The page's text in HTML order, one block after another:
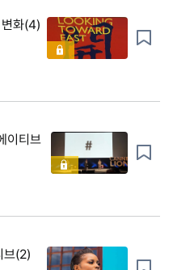
화(4)
이티브
브(2)